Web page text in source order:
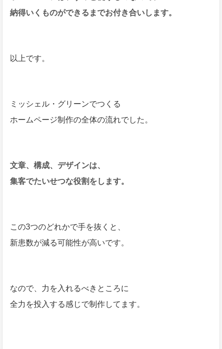
納得いくものができるまでお付き合いします。
以上です。
ミッシェル・グリーンでつくる
ホームページ制作の全体の流れでした。
文章、構成、デザインは、
集客でたいせつな役割をします。
この3つのどれかで手を抜くと、
新患数が減る可能性が高いです。
なので、力を入れるべきところに
全力を投入する感じで制作してます。